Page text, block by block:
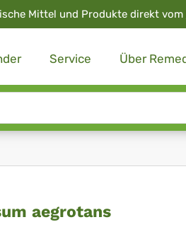
Mittel und Produkte direkt vom
Service Über
aegrotans